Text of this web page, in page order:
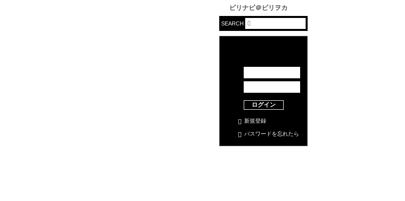
ビリナビ＠ビリヲカ
SEARCH
ログイン
新規登録
パスワードを忘れたら